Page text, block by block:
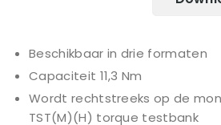
Beschikbaar in drie formaten
Capaciteit 11,3 Nm
Wordt rechtstreeks op de
TST(M)(H) torque testbank